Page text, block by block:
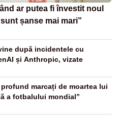
ar putea fi învestit noul
șanse mai mari”
după incidentele cu
și Anthropic, vizate
marcați de moartea lui
a fotbalului mondial”